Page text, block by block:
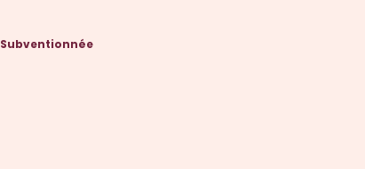
Subventionnée